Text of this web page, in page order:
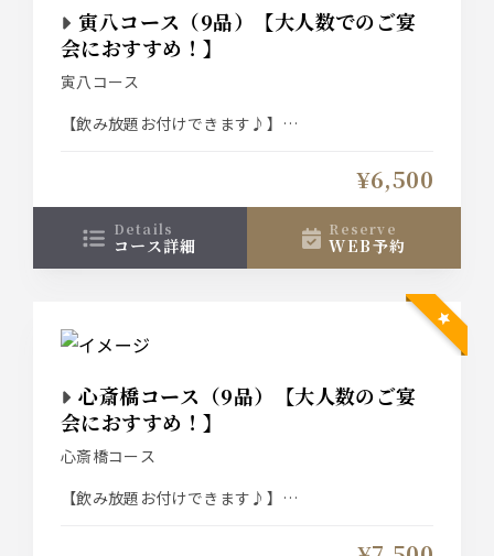
寅八コース（9品）【大人数でのご宴
会におすすめ！】
寅八コース
【飲み放題お付けできます♪】
クーポンご利用で共に500円OFF！（１２月は利用
不可）
↓おすすめプラスオプション↓
【コースのイカでは物足りないお客様におすすめ】
泳ぎイカ増量⇒1300円（お一人様50ｇが倍の100ｇ
に増えます）
【コースのカツオでは物足りないお客様におすす
め】
カツオ増量⇒1300円（お一人様３貫から倍の６貫に
増えます）
【もう一品何か欲しい…そんなお客様に】
＊詳しくお好みを伺いたいので、お電話でご相談下
¥6,500
details
コース詳細
reserve
WEB予約
心斎橋コース（9品）【大人数のご宴
会におすすめ！】
心斎橋コース
【飲み放題お付けできます♪】